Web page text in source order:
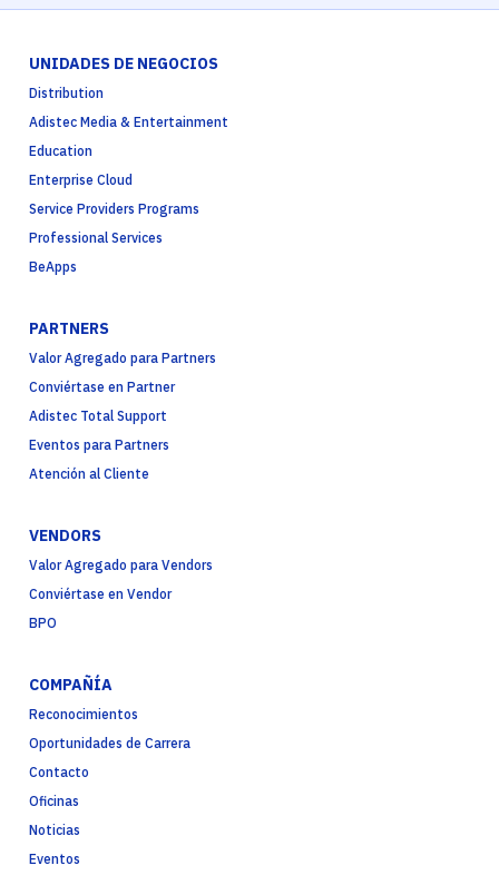
UNIDADES DE NEGOCIOS
Distribution
Adistec Media & Entertainment
Education
Enterprise Cloud
Service Providers Programs
Professional Services
BeApps
PARTNERS
Valor Agregado para Partners
Conviértase en Partner
Adistec Total Support
Eventos para Partners
Atención al Cliente
VENDORS
Valor Agregado para Vendors
Conviértase en Vendor
BPO
COMPAÑÍA
Reconocimientos
Oportunidades de Carrera
Contacto
Oficinas
Noticias
Eventos